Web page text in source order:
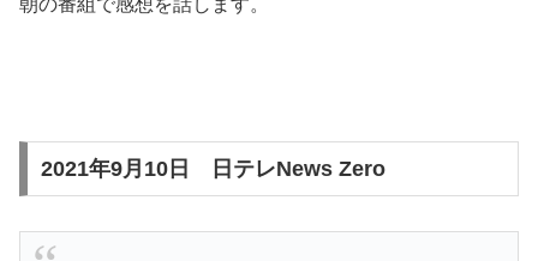
朝の番組で感想を話します。
2021年9月10日 日テレNews Zero